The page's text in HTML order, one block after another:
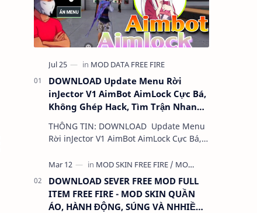
DOWNLOAD Update Menu Rời
inJector V1 AimBot AimLock Cực Bá,
Không Ghép Hack, Tìm Trận Nhanh,
Antiban 100%
THÔNG TIN: DOWNLOAD Update Menu
Rời inJector V1 AimBot AimLock Cực Bá,
Antiban 100% DUNG LƯỢNG: 1 MB
LINK:…
DOWNLOAD SEVER FREE MOD FULL
ITEM FREE FIRE - MOD SKIN QUẦN
ÁO, HÀNH ĐỘNG, SÚNG VÀ NHHIỀU